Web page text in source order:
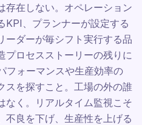
存在しない。オペレーション
KPI、プランナーが設定する
ーダーが毎シフト実行する品
プロセスストーリーの残りに
フォーマンスや生産効率の
スを探すこと。工場の外の誰
なく。リアルタイム監視こそ
不良を下げ、生産性を上げる